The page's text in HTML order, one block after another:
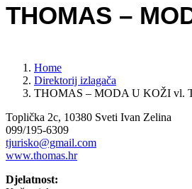
THOMAS –
Home
Direktorij izlagača
THOMAS – MODA U KOŽI vl.
Toplička 2c, 10380 Sveti Ivan Zelina
099/195-6309
tjurisko@gmail.com
www.thomas.hr
Djelatnost: